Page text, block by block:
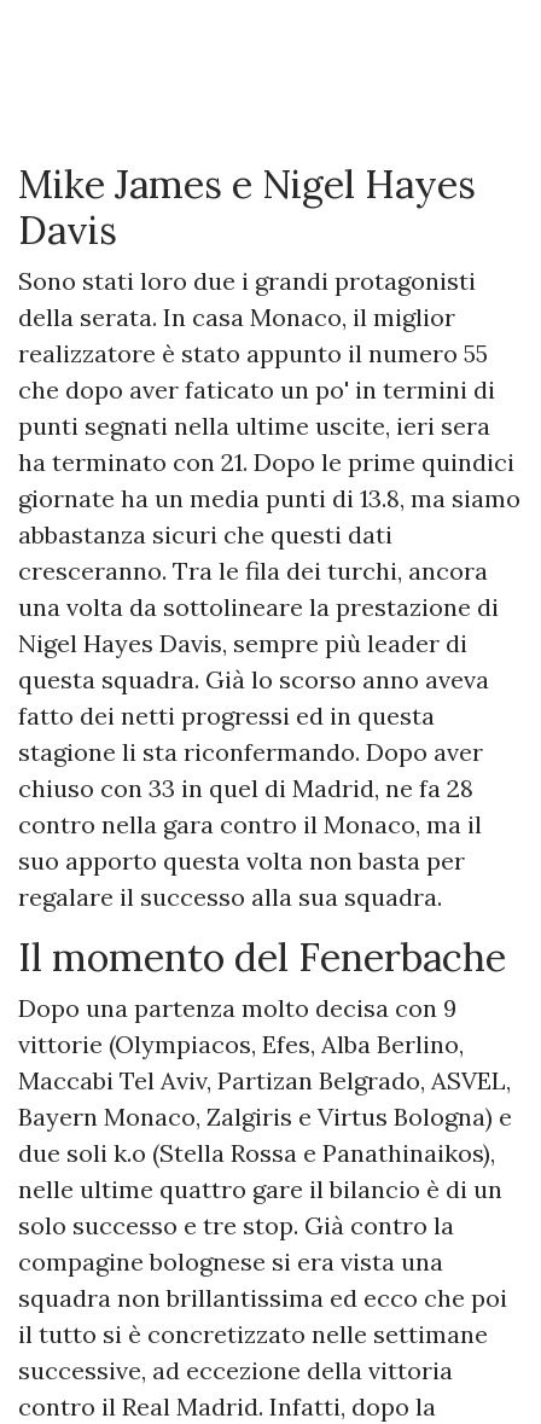
Mike James e Nigel Hayes
Davis
Sono stati loro due i grandi protagonisti
della serata. In casa Monaco, il miglior
realizzatore è stato appunto il numero 55
che dopo aver faticato un po' in termini di
punti segnati nella ultime uscite, ieri sera
ha terminato con 21. Dopo le prime quindici
giornate ha un media punti di 13.8, ma siamo
abbastanza sicuri che questi dati
cresceranno. Tra le fila dei turchi, ancora
una volta da sottolineare la prestazione di
Nigel Hayes Davis, sempre più leader di
questa squadra. Già lo scorso anno aveva
fatto dei netti progressi ed in questa
stagione li sta riconfermando. Dopo aver
chiuso con 33 in quel di Madrid, ne fa 28
contro nella gara contro il Monaco, ma il
suo apporto questa volta non basta per
regalare il successo alla sua squadra.
Il momento del Fenerbache
Dopo una partenza molto decisa con 9
vittorie (Olympiacos, Efes, Alba Berlino,
Maccabi Tel Aviv, Partizan Belgrado, ASVEL,
Bayern Monaco, Zalgiris e Virtus Bologna) e
due soli k.o (Stella Rossa e Panathinaikos),
nelle ultime quattro gare il bilancio è di un
solo successo e tre stop. Già contro la
compagine bolognese si era vista una
squadra non brillantissima ed ecco che poi
il tutto si è concretizzato nelle settimane
successive, ad eccezione della vittoria
contro il Real Madrid. Infatti, dopo la